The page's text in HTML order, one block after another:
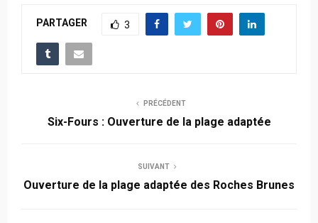
PARTAGER 3
PRÉCÉDENT
Six-Fours : Ouverture de la plage adaptée
SUIVANT
Ouverture de la plage adaptée des Roches Brunes